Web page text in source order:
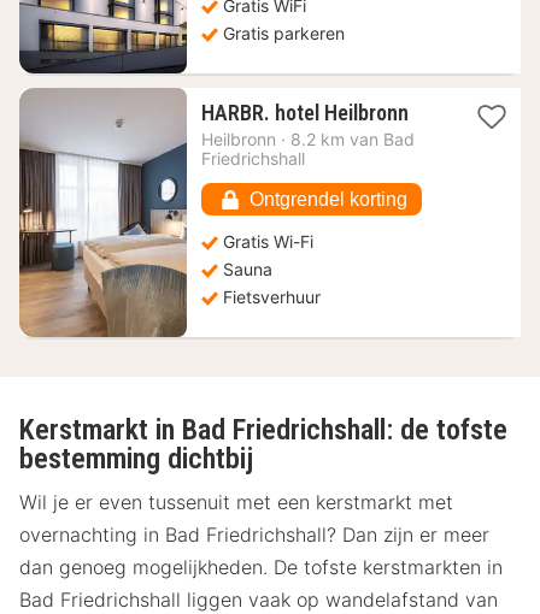
Gratis WiFi
Gratis parkeren
HARBR. hotel Heilbronn1
nacht
Heilbronn · 8.2 km van Bad
Friedrichshall
Ontgrendel korting
Gratis Wi-Fi
Sauna
Fietsverhuur
Kerstmarkt in Bad Friedrichshall: de tofste
bestemming dichtbij
Wil je er even tussenuit met een kerstmarkt met
overnachting in Bad Friedrichshall? Dan zijn er meer
dan genoeg mogelijkheden. De tofste kerstmarkten in
Bad Friedrichshall liggen vaak op wandelafstand van